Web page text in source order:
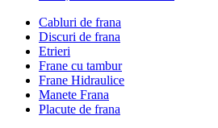
Cabluri de frana
Discuri de frana
Etrieri
Frane cu tambur
Frane Hidraulice
Manete Frana
Placute de frana